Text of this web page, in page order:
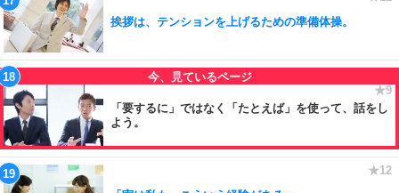
挨拶は、テンションを上げるための準備体操。
「要するに」ではなく「たとえば」を使って、話をし
よう。